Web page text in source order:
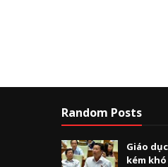
Random Posts
Giáo
kém